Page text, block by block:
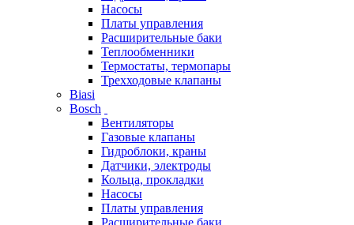
Насосы
Платы управления
Расширительные баки
Теплообменники
Термостаты, термопары
Трехходовые клапаны
Biasi
Bosch
Вентиляторы
Газовые клапаны
Гидроблоки, краны
Датчики, электроды
Кольца, прокладки
Насосы
Платы управления